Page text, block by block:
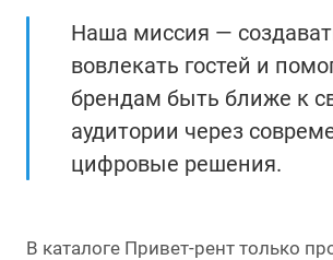
Наша миссия —
вовлекать гостей и
брендам быть ближе к
аудитории через
цифровые решения.
В каталоге Привет-рент только